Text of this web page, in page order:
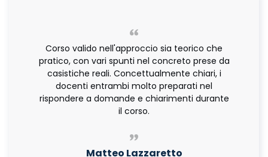
Corso valido nell'approccio sia teorico che
pratico, con vari spunti nel concreto prese da
casistiche reali. Concettualmente chiari, i
docenti entrambi molto preparati nel
rispondere a domande e chiarimenti durante
il corso.
Matteo Lazzaretto